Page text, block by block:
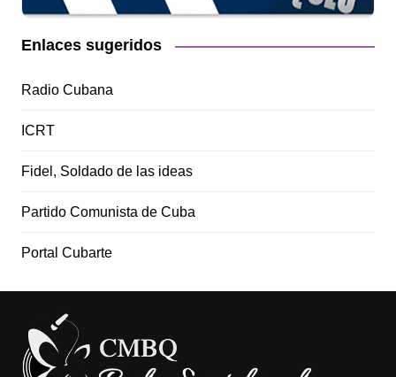
Enlaces sugeridos
Radio Cubana
ICRT
Fidel, Soldado de las ideas
Partido Comunista de Cuba
Portal Cubarte